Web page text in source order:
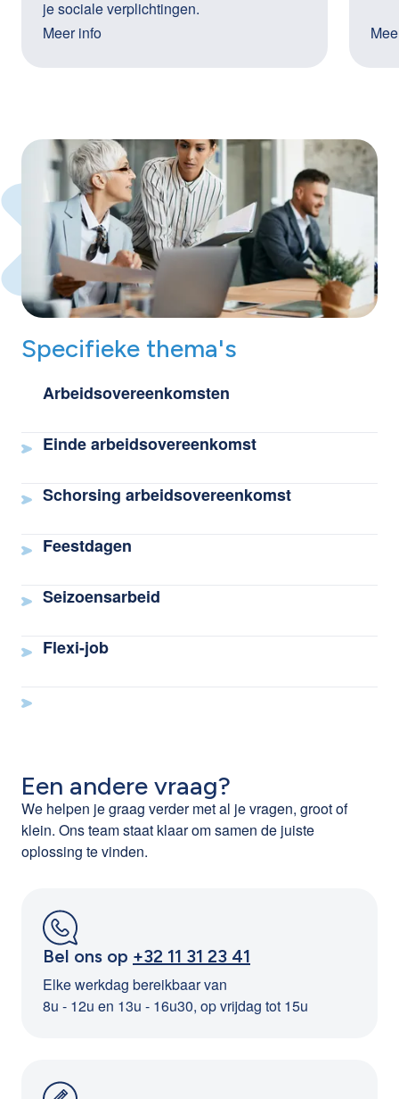
je sociale verplichtingen.
Meer info
Specifieke thema's
Arbeidsovereenkomsten
Einde arbeidsovereenkomst
Schorsing arbeidsovereenkomst
Feestdagen
Seizoensarbeid
Flexi-job
Een andere vraag?
We helpen je graag verder met al je vragen, groot of
klein. Ons team staat klaar om samen de juiste
oplossing te vinden.
Bel ons op +32 11 31 23 41
Elke werkdag bereikbaar van
8u - 12u en 13u - 16u30, op vrijdag tot 15u